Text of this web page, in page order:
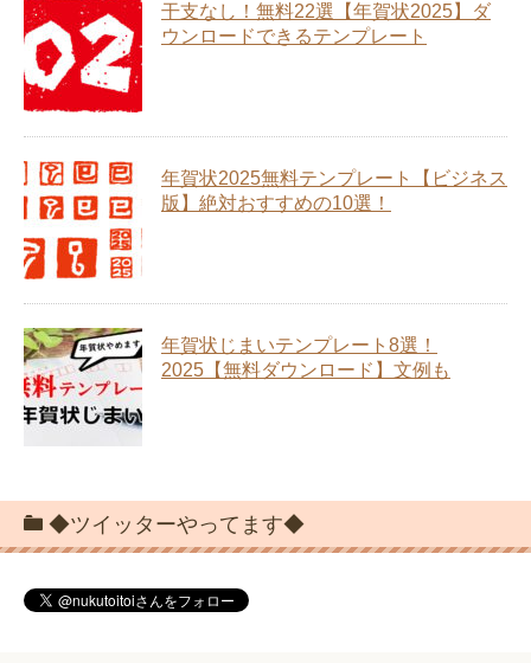
干支なし！無料22選【年賀状2025】ダ
ウンロードできるテンプレート
年賀状2025無料テンプレート【ビジネス
版】絶対おすすめの10選！
年賀状じまいテンプレート8選！
2025【無料ダウンロード】文例も
◆ツイッターやってます◆